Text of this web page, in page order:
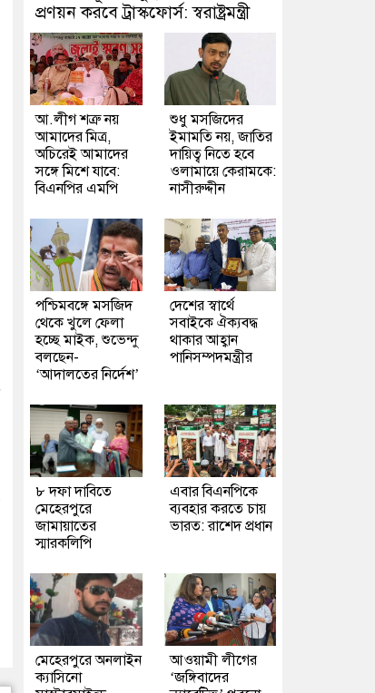
প্রণয়ন করবে ট্রাস্কফোর্স: স্বরাষ্ট্রমন্ত্রী
আ.লীগ শত্রু নয়
আমাদের মিত্র,
অচিরেই আমাদের
সঙ্গে মিশে যাবে:
বিএনপির এমপি
শুধু মসজিদের
ইমামতি নয়, জাতির
দায়িত্ব নিতে হবে
ওলামায়ে কেরামকে:
নাসীরুদ্দীন
পশ্চিমবঙ্গে মসজিদ
থেকে খুলে ফেলা
হচ্ছে মাইক, শুভেন্দু
বলছেন-
‘আদালতের নির্দেশ’
দেশের স্বার্থে
সবাইকে ঐক্যবদ্ধ
থাকার আহ্বান
পানিসম্পদমন্ত্রীর
৮ দফা দাবিতে
মেহেরপুরে
জামায়াতের
স্মারকলিপি
এবার বিএনপিকে
ব্যবহার করতে চায়
ভারত: রাশেদ প্রধান
মেহেরপুরে অনলাইন
ক্যাসিনো
আওয়ামী লীগের
‘জঙ্গিবাদের